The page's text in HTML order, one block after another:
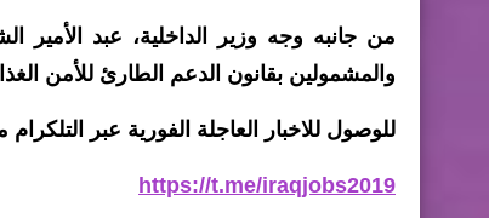
من جانبه وجه وزير الداخلية، عبد الأمير
والمشمولين بقانون الدعم الطارئ للأمن الغذائي رقم ٢
للوصول للاخبار العاجلة الفورية عبر التلكرام
https://t.me/iraqjobs2019